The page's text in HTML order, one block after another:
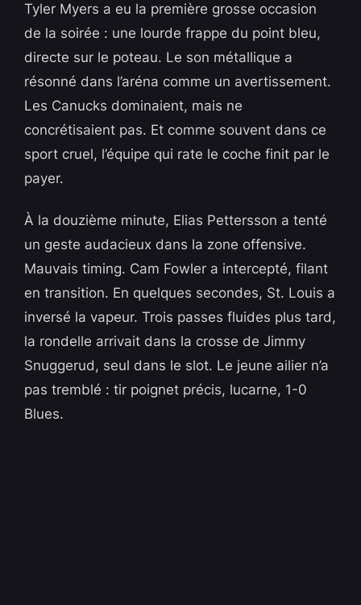
Tyler Myers a eu la première grosse occasion
de la soirée : une lourde frappe du point bleu,
directe sur le poteau. Le son métallique a
résonné dans l’aréna comme un avertissement.
Les Canucks dominaient, mais ne
concrétisaient pas. Et comme souvent dans ce
sport cruel, l’équipe qui rate le coche finit par le
payer.
À la douzième minute, Elias Pettersson a tenté
un geste audacieux dans la zone offensive.
Mauvais timing. Cam Fowler a intercepté, filant
en transition. En quelques secondes, St. Louis a
inversé la vapeur. Trois passes fluides plus tard,
la rondelle arrivait dans la crosse de Jimmy
Snuggerud, seul dans le slot. Le jeune ailier n’a
pas tremblé : tir poignet précis, lucarne, 1-0
Blues.